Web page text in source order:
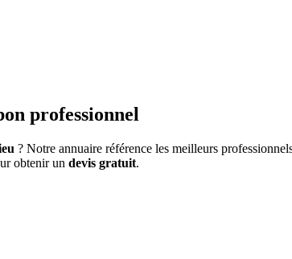
professionnel
? Notre annuaire référence les meilleurs
obtenir un devis gratuit.